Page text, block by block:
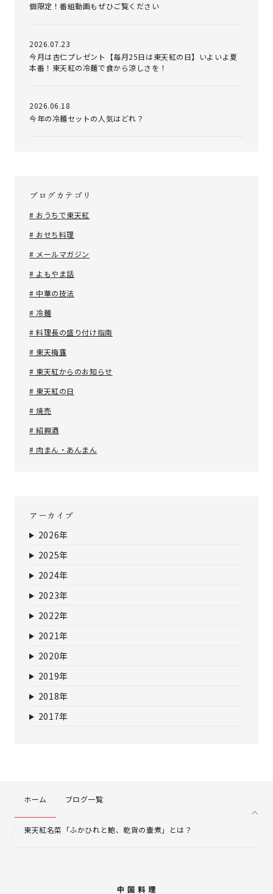
個限定！番組動画もぜひご覧ください
2026.07.23
今月は杏仁プレゼント【毎月25日は東天紅の日】いよいよ夏
本番！東天紅の冷麺で食から涼しさを！
2026.06.18
今年の冷麺セットの人気はどれ？
ブログカテゴリ
# おうちで東天紅
# おせち料理
# メールマガジン
# よもやま話
# 中華の技法
# 冷麺
# 料理長の盛り付け指南
# 東天梅露
# 東天紅からのお知らせ
# 東天紅の日
# 焼売
# 紹興酒
# 肉まん・あんまん
アーカイブ
2026年
2025年
2024年
2023年
2022年
2021年
2020年
2019年
2018年
2017年
ホーム ブログ一覧
東天紅名菜「ふかひれと鮑、乾貨の壷煮」とは？